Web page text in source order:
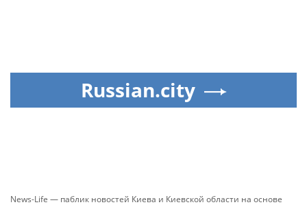
Russian.city
News-Life — паблик новостей Киева и Киевской области на основе